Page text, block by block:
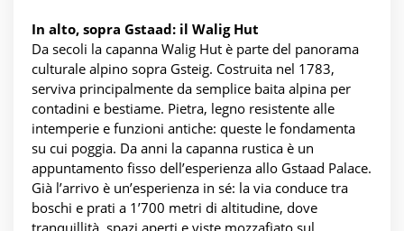
In alto, sopra Gstaad: il Walig Hut
Da secoli la capanna Walig Hut è parte del panorama
culturale alpino sopra Gsteig. Costruita nel 1783,
serviva principalmente da semplice baita alpina per
contadini e bestiame. Pietra, legno resistente alle
intemperie e funzioni antiche: queste le fondamenta
su cui poggia. Da anni la capanna rustica è un
appuntamento fisso dell’esperienza allo Gstaad Palace.
Già l’arrivo è un’esperienza in sé: la via conduce tra
boschi e prati a 1’700 metri di altitudine, dove